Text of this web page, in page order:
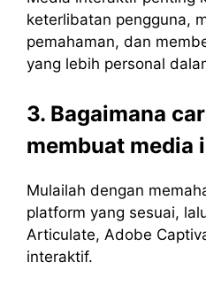
keterlibatan pengguna,
pemahaman, dan
yang lebih personal
3. Bagaimana
membuat media
Mulailah dengan
platform yang sesuai,
Articulate, Adobe
interaktif.